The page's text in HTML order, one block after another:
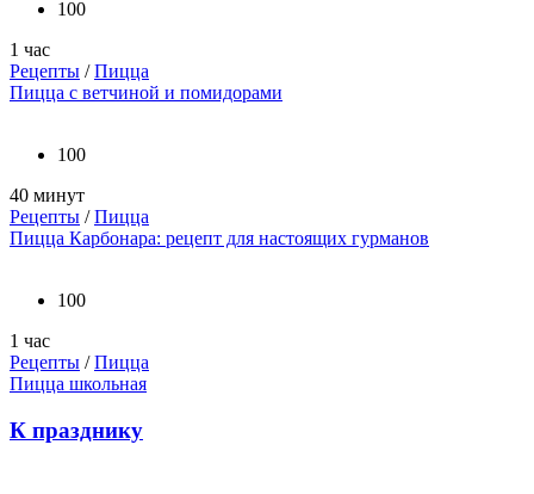
100
1 час
Рецепты /Пицца
Пицца с ветчиной и помидорами
100
40 минут
Рецепты /Пицца
Пицца Карбонара: рецепт для настоящих гурманов
100
1 час
Рецепты /Пицца
Пицца школьная
К празднику